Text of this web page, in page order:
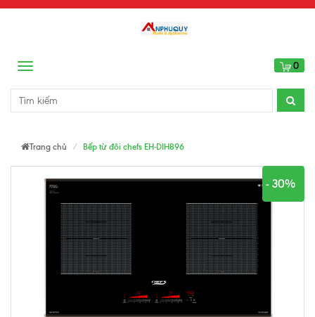
Menu 0
Trang chủ Bếp từ đôi chefs EH-DIH896
- 30%